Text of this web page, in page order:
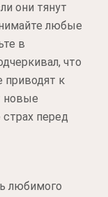
они тянут
любые
в
что
приводят к
новые
перед
любимого